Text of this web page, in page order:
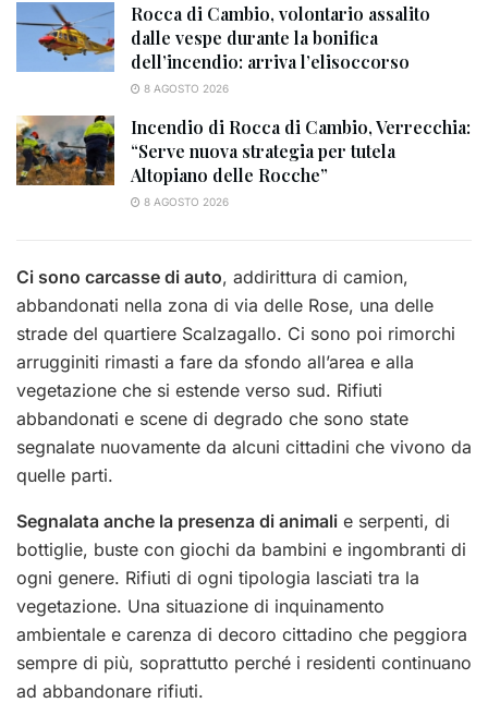
Rocca di Cambio, volontario assalito
dalle vespe durante la bonifica
dell’incendio: arriva l’elisoccorso
8 AGOSTO 2026
Incendio di Rocca di Cambio, Verrecchia:
“Serve nuova strategia per tutela
Altopiano delle Rocche”
8 AGOSTO 2026
Ci sono carcasse di auto, addirittura di camion,
abbandonati nella zona di via delle Rose, una delle
strade del quartiere Scalzagallo. Ci sono poi rimorchi
arrugginiti rimasti a fare da sfondo all’area e alla
vegetazione che si estende verso sud. Rifiuti
abbandonati e scene di degrado che sono state
segnalate nuovamente da alcuni cittadini che vivono da
quelle parti.
Segnalata anche la presenza di animali e serpenti, di
bottiglie, buste con giochi da bambini e ingombranti di
ogni genere. Rifiuti di ogni tipologia lasciati tra la
vegetazione. Una situazione di inquinamento
ambientale e carenza di decoro cittadino che peggiora
sempre di più, soprattutto perché i residenti continuano
ad abbandonare rifiuti.